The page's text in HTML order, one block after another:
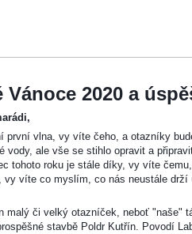
Vánoce 2020 a
první vlna, vy víte čeho, a otazníky
vody, ale vše se stihlo opravit a
tohoto roku je stále díky, vy víte
víte co myslím, co nás neustále
malý či velký otazníček, neboť "naše"
stavbě Poldr Kutřín. Povodí